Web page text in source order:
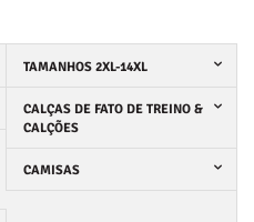
TAMANHOS 2XL-14XL
CALÇAS DE FATO DE TREINO &
CALÇÕES
CAMISAS